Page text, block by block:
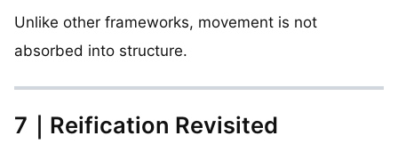
Unlike other frameworks, movement is not
absorbed into structure.
7｜Reification Revisited